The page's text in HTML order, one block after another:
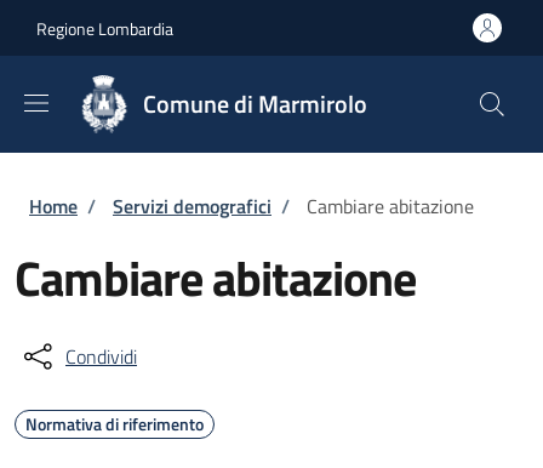
Regione Lombardia
Comune di Marmirolo
Briciole di pane
Home / Servizi demografici / Cambiare abitazione
Cambiare abitazione
Condividi
Normativa di riferimento